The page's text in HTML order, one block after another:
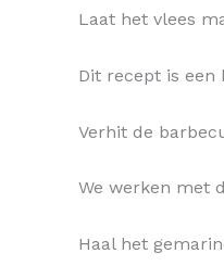
Laat het vlees
Dit recept is een
Verhit de
We werken met
Haal het